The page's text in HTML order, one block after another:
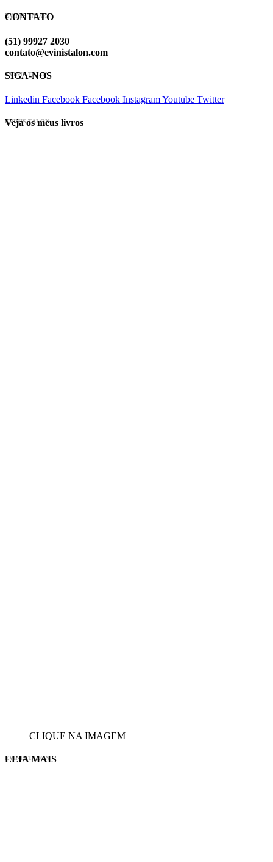
EVINIS TALON
CONTATO
(51) 99927 2030
contato@evinistalon.com
EVINIS TALON
SIGA-NOS
Linkedin Facebook Facebook InstagramYoutube Twitter
EVINIS TALON
Veja os meus livros
CLIQUE NA IMAGEM
EVINIS TALON
LEIA MAIS